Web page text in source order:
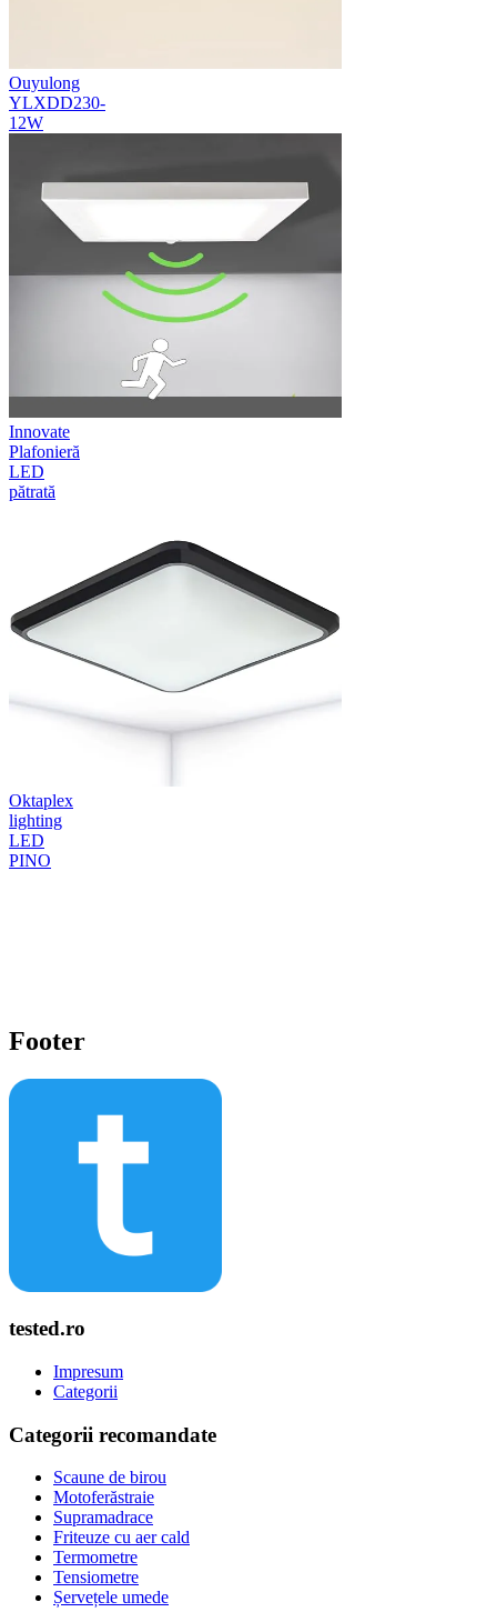
Ouyulong
YLXDD230-
12W
Innovate
Plafonieră
LED
pătrată
Oktaplex
lighting
LED
PINO
Footer
tested.ro
Impresum
Categorii
Categorii recomandate
Scaune de birou
Motoferăstraie
Supramadrace
Friteuze cu aer cald
Termometre
Tensiometre
Șervețele umede